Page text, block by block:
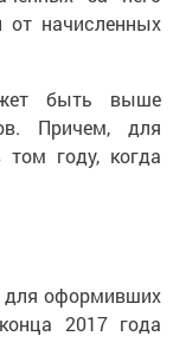
от начисленных
быть выше
Причем, для
том году, когда
для оформивших
2017 года